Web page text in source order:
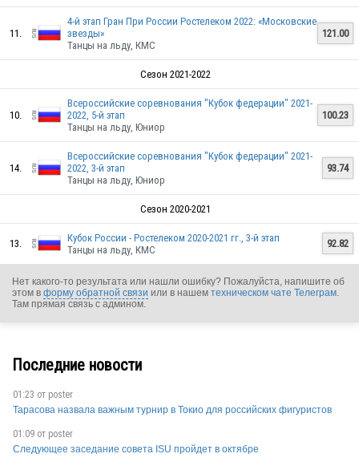
RUS
RUS
RUS
11.
4-й этап Гран При России Ростелеком 2022: «Московские
звезды»
Танцы на льду, КМС
121.00
Сезон 2021-2022
10.
Всероссийские соревнования "Кубок федерации" 2021-
2022, 5-й этап
Танцы на льду, Юниор
100.23
14.
Всероссийские соревнования "Кубок федерации" 2021-
2022, 3-й этап
Танцы на льду, Юниор
93.74
Сезон 2020-2021
13.
Кубок России - Ростелеком 2020-2021 гг., 3-й этап
Танцы на льду, КМС
92.82
Нет какого-то результата или нашли ошибку? Пожалуйста, напишите об
этом в форму обратной связи или в нашем техническом чате Телеграм
Там прямая связь с админом.
Последние новости
01:23 от poster
Тарасова назвала важным турнир в Токио для российских фигуристов
01:09 от poster
Следующее заседание совета ISU пройдет в октябре